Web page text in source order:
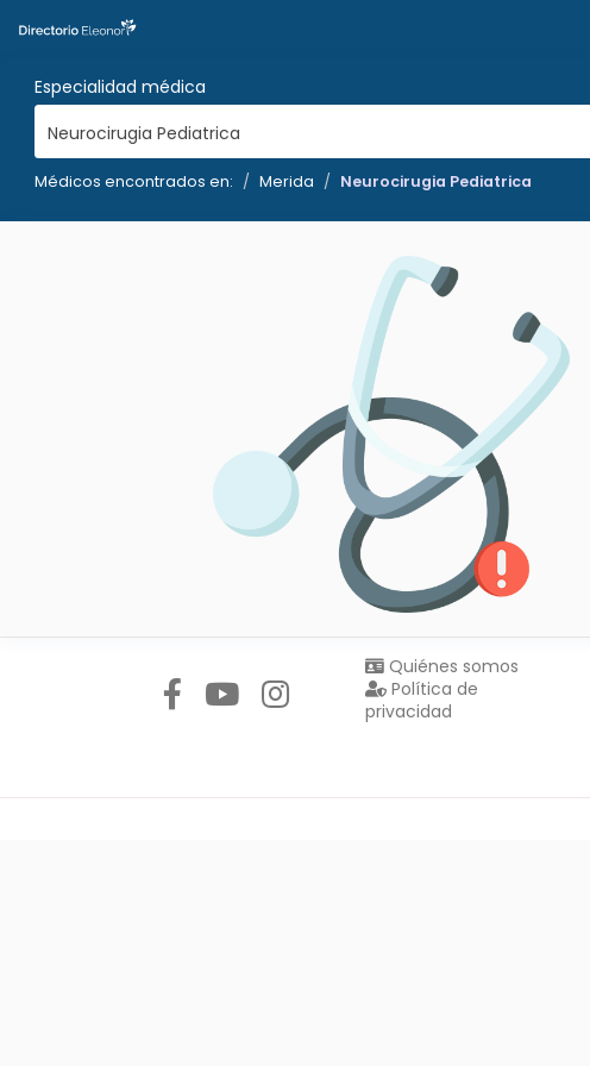
Especialidad médica
Neurocirugia Pediatrica
Médicos encontrados en: Merida Neurocirugia Pediatrica
Quiénes somos
Política de
privacidad